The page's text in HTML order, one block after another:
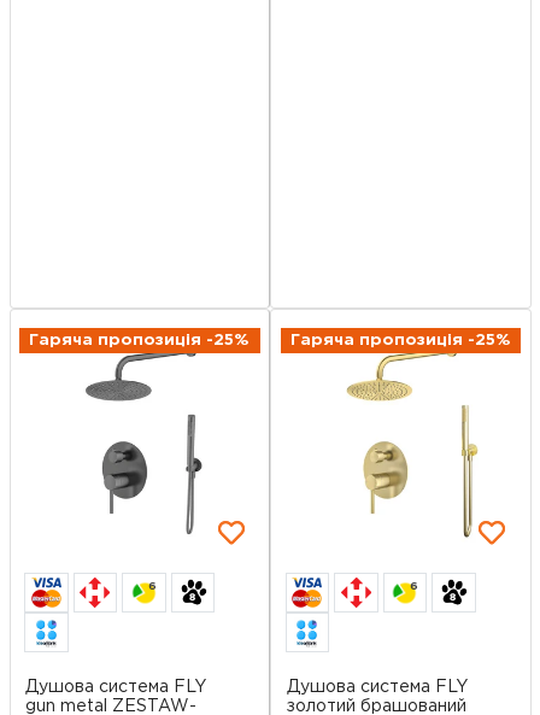
Гаряча пропозиція -25%
6
Душова система FLY
gun metal ZESTAW-
Гаряча пропозиція -25%
6
Душова система FLY
золотий брашований